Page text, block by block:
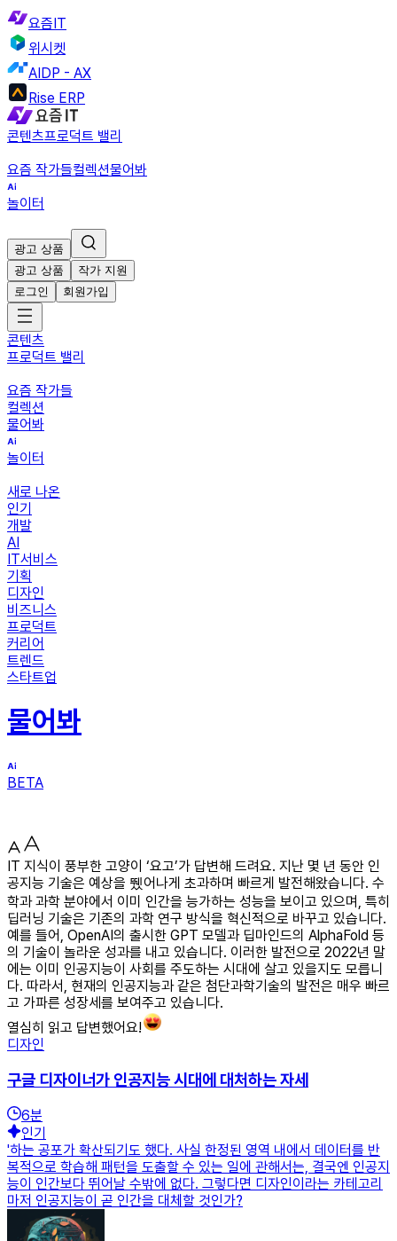
요즘IT
위시켓
AIDP - AX
Rise ERP
콘텐츠프로덕트 밸리
요즘 작가들컬렉션물어봐
놀이터
광고 상품
광고 상품
작가 지원
로그인
회원가입
콘텐츠
프로덕트 밸리
요즘 작가들
컬렉션
물어봐
놀이터
새로 나온
인기
개발
AI
IT서비스
기획
디자인
비즈니스
프로덕트
커리어
트렌드
스타트업
물어봐
BETA
IT 지식이 풍부한 고양이 ‘요고’가 답변해 드려요. 지난 몇 년 동안 인
공지능 기술은 예상을 뛨어나게 초과하며 빠르게 발전해왔습니다. 수
학과 과학 분야에서 이미 인간을 능가하는 성능을 보이고 있으며, 특히
딥러닝 기술은 기존의 과학 연구 방식을 혁신적으로 바꾸고 있습니다.
예를 들어, OpenAI의 출시한 GPT 모델과 딥마인드의 AlphaFold 등
의 기술이 놀라운 성과를 내고 있습니다. 이러한 발전으로 2022년 말
에는 이미 인공지능이 사회를 주도하는 시대에 살고 있을지도 모릅니
다. 따라서, 현재의 인공지능과 같은 첨단과학기술의 발전은 매우 빠르
고 가파른 성장세를 보여주고 있습니다.
열심히 읽고 답변했어요!
디자인
구글 디자이너가 인공지능 시대에 대처하는 자세
6분
인기
'하는 공포가 확산되기도 했다. 사실 한정된 영역 내에서 데이터를 반
복적으로 학습해 패턴을 도출할 수 있는 일에 관해서는, 결국엔 인공지
능이 인간보다 뛰어날 수밖에 없다. 그렇다면 디자인이라는 카테고리
마저 인공지능이 곧 인간을 대체할 것인가?